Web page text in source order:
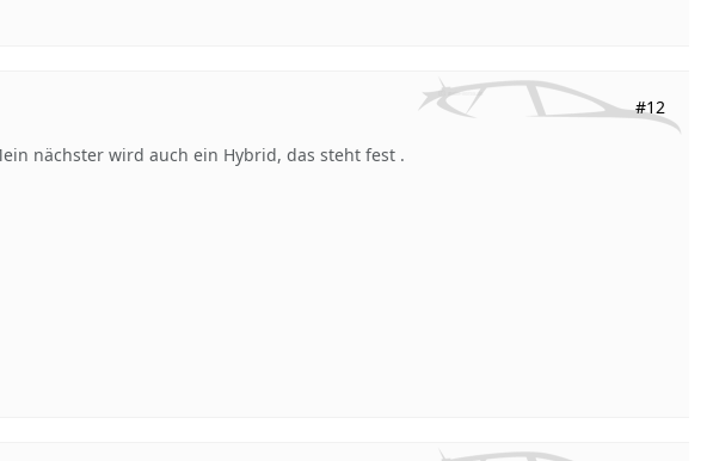
#12
nächster wird auch ein Hybrid, das steht fest .